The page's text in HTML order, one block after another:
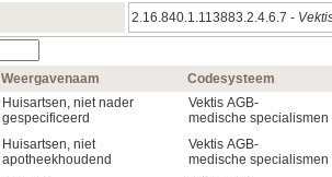
2.16.840.1.113883.2.4.6.7 -
Weergavenaam
Codesysteem
Huisartsen, niet nader
gespecificeerd
Vektis AGB-
medische specialismen
Huisartsen, niet
apotheekhoudend
Vektis AGB-
medische specialismen